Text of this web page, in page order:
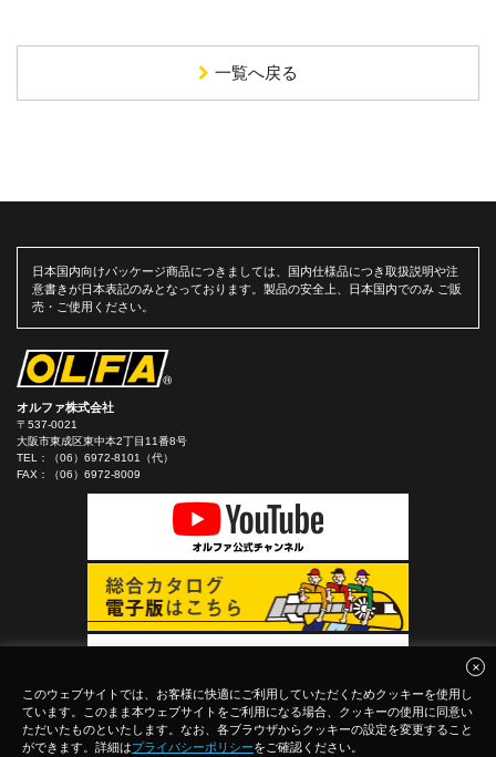
このウェブサイトでは、お客様に快適にご利用していただくためクッキーを使用し
ています。このまま本ウェブサイトをご利用になる場合、クッキーの使用に同意い
ただいたものといたします。なお、各ブラウザからクッキーの設定を変更すること
ができます。詳細はプライバシーポリシーをご確認ください。
一覧へ戻る
日本国内向けパッケージ商品につきましては、国内仕様品につき取扱説明や注
意書きが日本表記のみとなっております。製品の安全上、日本国内でのみ ご販
売・ご使用ください。
オルファ株式会社
〒537-0021
大阪市東成区東中本2丁目11番8号
TEL：
（06）6972-8101（代）
FAX：（06）6972-8009